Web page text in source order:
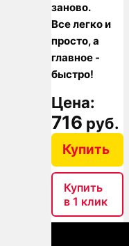
заново.
Все легко и
просто, а
главное -
быстро!
Цена:
716 руб.
Купить
Купить
в 1 клик